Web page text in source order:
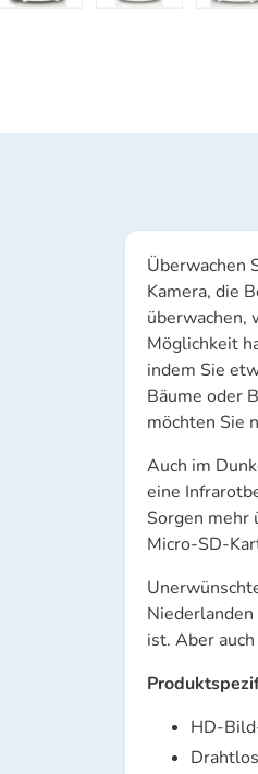
Überwachen
Kamera, die
überwachen,
Möglichkeit
indem Sie
Bäume oder
möchten Sie
Auch im
eine
Sorgen mehr
Micro-SD-
ist. Aber
HD-